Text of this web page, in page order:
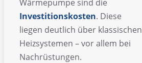
Wärmepumpe sind die
Investitionskosten. Diese
liegen deutlich über klassischen
Heizsystemen – vor allem bei
Nachrüstungen.